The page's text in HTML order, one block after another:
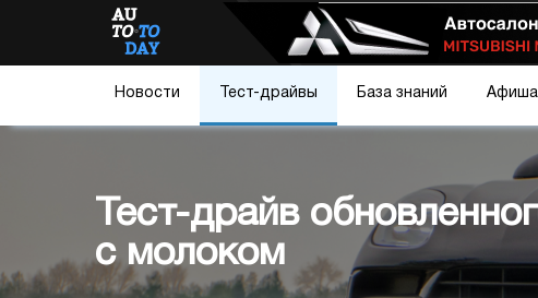
Новости Тест-драйвы База знаний Афиша
Тест-драйв
с молоком